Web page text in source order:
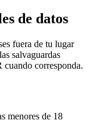
de datos
fuera de tu lugar
salvaguardas
corresponda.
menores de 18